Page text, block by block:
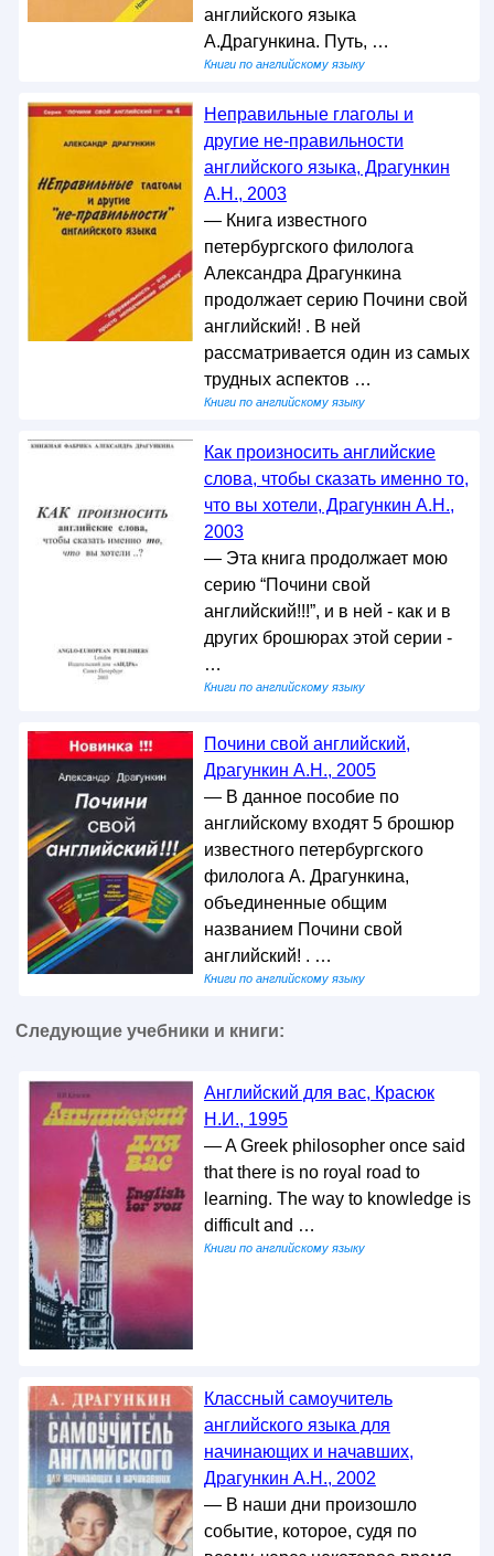
английского языка
А.Драгункина. Путь, …
Книги по английскому языку
Неправильные глаголы и
другие не-правильности
английского языка, Драгункин
А.Н., 2003
— Книга известного
петербургского филолога
Александра Драгункина
продолжает серию Почини свой
английский! . В ней
рассматривается один из самых
трудных аспектов …
Книги по английскому языку
Как произносить английские
слова, чтобы сказать именно то,
что вы хотели, Драгункин А.Н.,
2003
— Эта книга продолжает мою
серию “Почини свой
английский!!!”, и в ней - как и в
других брошюрах этой серии -
…
Книги по английскому языку
Почини свой английский,
Драгункин А.Н., 2005
— В данное пособие по
английскому входят 5 брошюр
известного петербургского
филолога А. Драгункина,
объединенные общим
названием Почини свой
английский! . …
Книги по английскому языку
Следующие учебники и книги:
Английский для вас, Красюк
H.И., 1995
— A Greek philosopher once said
that there is no royal road to
learning. The way to knowledge is
difficult and …
Книги по английскому языку
Классный самоучитель
английского языка для
начинающих и начавших,
Драгункин А.Н., 2002
— В наши дни произошло
событие, которое, судя по